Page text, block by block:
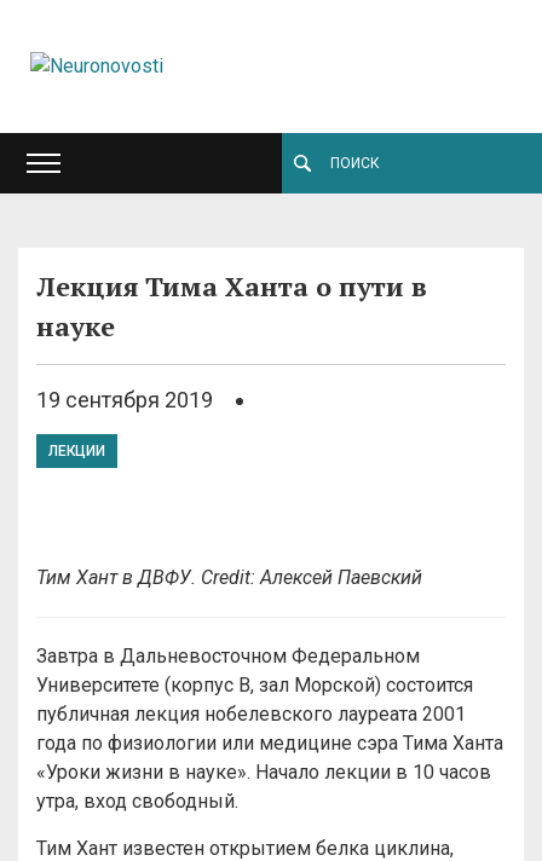
Лекция Тима Ханта о пути в
науке
19 сентября 2019
ЛЕКЦИИ
Тим Хант в ДВФУ. Credit: Алексей Паевский
Завтра в Дальневосточном Федеральном
Университете (корпус B, зал Морской) состоится
публичная лекция нобелевского лауреата 2001
года по физиологии или медицине сэра Тима Ханта
«Уроки жизни в науке». Начало лекции в 10 часов
утра, вход свободный.
Тим Хант известен открытием белка циклина,